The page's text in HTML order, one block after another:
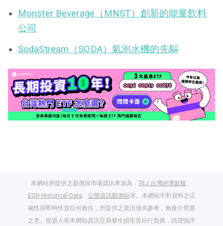
Monster Beverage（MNST）創新的能量飲料
公司
SodaStream（SODA）氣泡水機的先驅
本網站所提供之股價與市場資訊來源為： TEJ 台灣經濟新報、
EOD Historical Data、 公開資訊觀測站等。本網站不對資料之正
確性與即時性負任何責任，所提供之資訊僅供參考，無推介買賣
之意。投資人依本網站資訊交易發生損失需自行負責，請謹慎評